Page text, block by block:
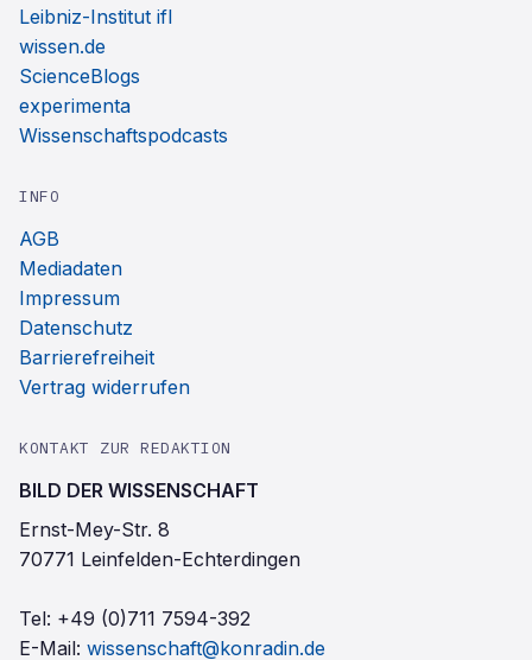
Leibniz-Institut ifl
wissen.de
ScienceBlogs
experimenta
Wissenschaftspodcasts
INFO
AGB
Mediadaten
Impressum
Datenschutz
Barrierefreiheit
Vertrag widerrufen
KONTAKT ZUR REDAKTION
BILD DER WISSENSCHAFT
Ernst-Mey-Str. 8
70771 Leinfelden-Echterdingen
Tel: +49 (0)711 7594-392
E-Mail: wissenschaft@konradin.de